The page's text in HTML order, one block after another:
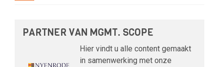
PARTNER VAN MGMT. SCOPE
Hier vindt u alle content gemaakt
in samenwerking met onze